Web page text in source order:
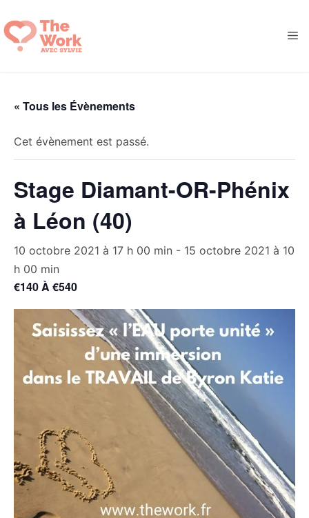
au
contenu
« Tous les Évènements
Cet évènement est passé.
Stage Diamant-OR-Phénix
à Léon (40)
10 octobre 2021 à 17 h 00 min - 15 octobre 2021 à 10
h 00 min
€140 À €540